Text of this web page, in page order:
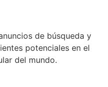
de búsqueda y
potenciales en el
del mundo.